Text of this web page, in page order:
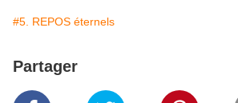
#5. REPOS éternels
Partager